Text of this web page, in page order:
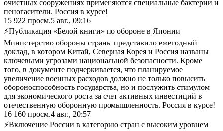
очистных сооружениях применяются специальные бактерии и
пеногасители. Россия в курсе!
15 922 просм.5 авг., 09:16
⚡Публикация «Белой книги» по обороне в Японии
Министерство обороны страны представило ежегодный
доклад, в котором Китай, Северная Корея и Россия названы
ключевыми угрозами национальной безопасности. Кроме
того, в документе подчеркивается, что планируемое
увеличение военных расходов должно не только повысить
обороноспособность государства, но и послужить стимулом
для экономического роста за счет активных инвестиций в
отечественную оборонную промышленность. Россия в курсе!
16 160 просм.4 авг., 20:57
⚡Включение России в категорию стран с высоким уровнем